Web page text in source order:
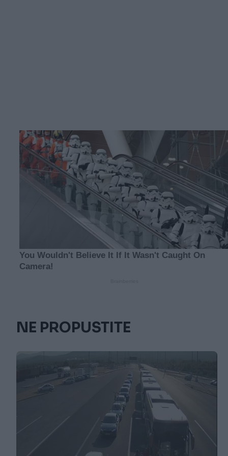
NE PROPUSTITE